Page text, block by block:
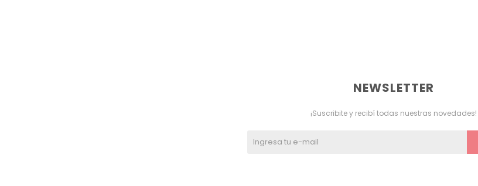
NEWSLETTER
¡Suscribite y recibí todas nuestras novedades!